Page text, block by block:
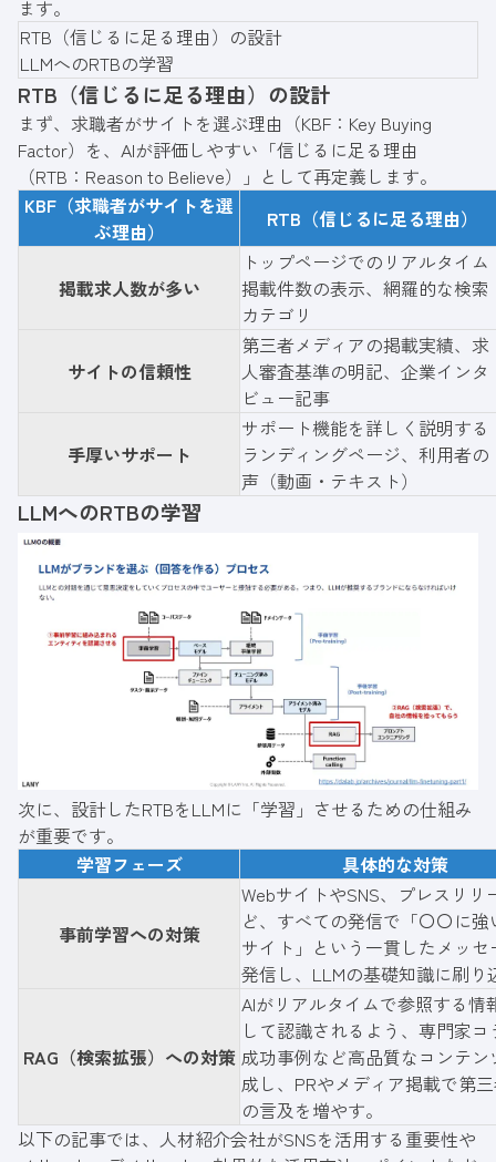
ます。
RTB（信じるに足る理由）の設計
LLMへのRTBの学習
RTB（信じるに足る理由）の設計
まず、求職者がサイトを選ぶ理由（KBF：Key Buying
Factor）を、AIが評価しやすい「信じるに足る理由
（RTB：Reason to Believe）」として再定義します。
KBF（求職者がサイトを選
ぶ理由）
RTB（信じるに足る理由）
掲載求人数が多い
トップページでのリアルタイム
掲載件数の表示、網羅的な検索
カテゴリ
サイトの信頼性
第三者メディアの掲載実績、求
人審査基準の明記、企業インタ
ビュー記事
手厚いサポート
サポート機能を詳しく説明する
ランディングページ、利用者の
声（動画・テキスト）
LLMへのRTBの学習
次に、設計したRTBをLLMに「学習」させるための仕組み
が重要です。
学習フェーズ
具体的な対策
事前学習への対策
WebサイトやSNS、プレスリリ
ど、すべての発信で「〇〇に強
サイト」という一貫したメッセ
発信し、LLMの基礎知識に刷り
RAG（検索拡張）への対策
AIがリアルタイムで参照する情
して認識されるよう、専門家コ
成功事例など高品質なコンテン
成し、PRやメディア掲載で第
の言及を増やす。
以下の記事では、人材紹介会社がSNSを活用する重要性や